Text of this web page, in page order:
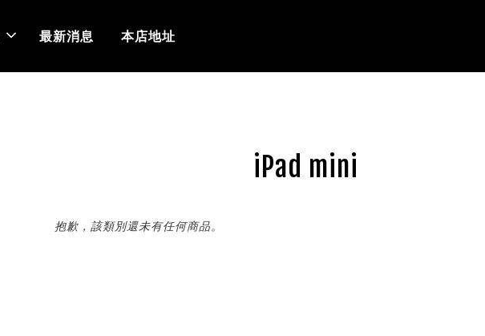
最新消息 本店地址
iPad mini
抱歉，該類別還未有任何商品。